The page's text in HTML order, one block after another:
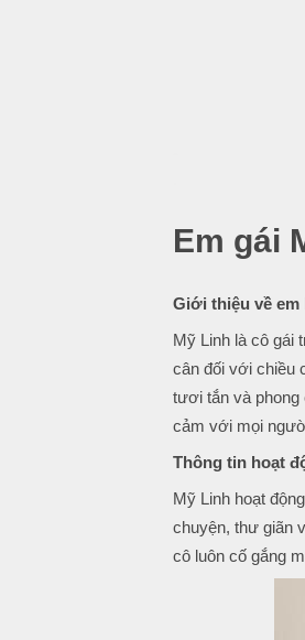
Em gái
Giới thiệu về em
Mỹ Linh là cô gái
cân đối với chiều
tươi tắn và phong
cảm với mọi
Thông tin hoạt
Mỹ Linh hoạt
chuyện, thư giãn
cô luôn cố gắng